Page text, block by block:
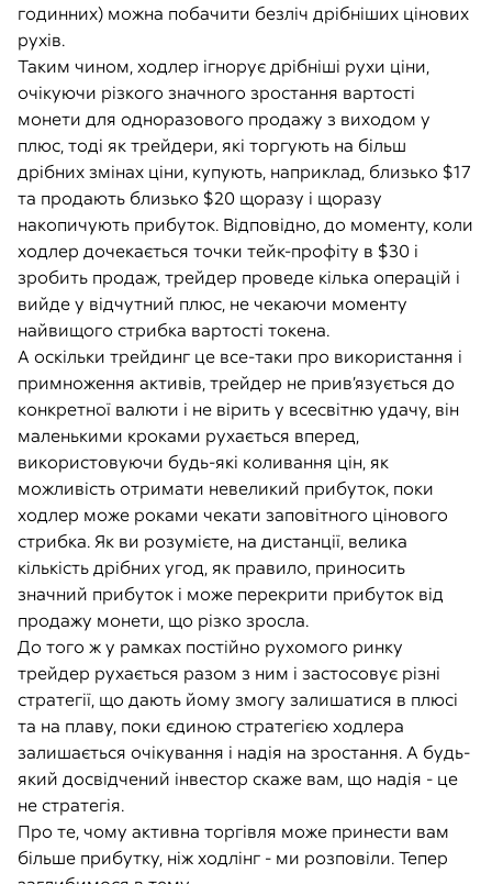
годинних) можна побачити безліч дрібніших цінових
рухів.
Таким чином, ходлер ігнорує дрібніші рухи ціни,
очікуючи різкого значного зростання вартості
монети для одноразового продажу з виходом у
плюс, тоді як трейдери, які торгують на більш
дрібних змінах ціни, купують, наприклад, близько $17
та продають близько $20 щоразу і щоразу
накопичують прибуток. Відповідно, до моменту, коли
ходлер дочекається точки тейк-профіту в $30 і
зробить продаж, трейдер проведе кілька операцій і
вийде у відчутний плюс, не чекаючи моменту
найвищого стрибка вартості токена.
А оскільки трейдинг це все-таки про використання і
примноження активів, трейдер не прив’язується до
конкретної валюти і не вірить у всесвітню удачу, він
маленькими кроками рухається вперед,
використовуючи будь-які коливання цін, як
можливість отримати невеликий прибуток, поки
ходлер може роками чекати заповітного цінового
стрибка. Як ви розумієте, на дистанції, велика
кількість дрібних угод, як правило, приносить
значний прибуток і може перекрити прибуток від
продажу монети, що різко зросла.
До того ж у рамках постійно рухомого ринку
трейдер рухається разом з ним і застосовує різні
стратегії, що дають йому змогу залишатися в плюсі
та на плаву, поки єдиною стратегією ходлера
залишається очікування і надія на зростання. А будь-
який досвідчений інвестор скаже вам, що надія - це
не стратегія.
Про те, чому активна торгівля може принести вам
більше прибутку, ніж ходлінг - ми розповіли. Тепер